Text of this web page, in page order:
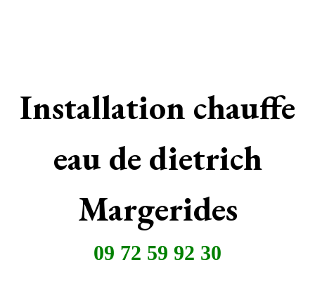
Installation chauffe
eau de dietrich
Margerides
09 72 59 92 30